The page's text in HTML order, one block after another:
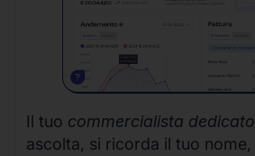
Il tuo commercialista dedicato
ascolta, si ricorda il tuo